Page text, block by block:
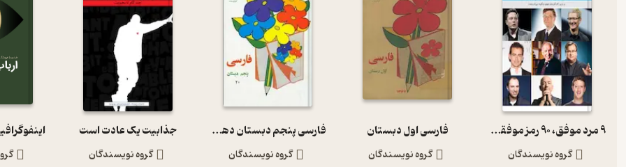
9 مرد موفق، 90 رمز موفقیت
گروه نویسندگان
فارسی اول دبستان
گروه نویسندگان
فارسی پنجم دبستان دهه 60
گروه نویسندگان
جذابیت یک عادت است
گروه نویسندگان